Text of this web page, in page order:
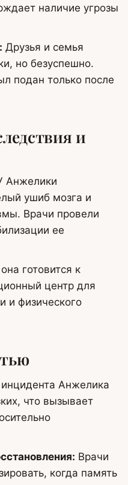
наличие угрозы
Друзья и семья
но безуспешно.
подан только после
и
Анжелики
ушиб мозга и
Врачи провели
ее
готовится к
центр для
и физического
Анжелика
что вызывает
Врачи
когда память